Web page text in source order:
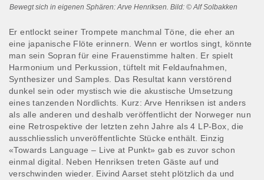
Bewegt sich in eigenen Sphären: Arve Henriksen. Bild: © Alf Solbakken
Er entlockt seiner Trompete manchmal Töne, die eher an
eine japanische Flöte erinnern. Wenn er wortlos singt, könnte
man sein Sopran für eine Frauenstimme halten. Er spielt
Harmonium und Perkussion, tüftelt mit Feldaufnahmen,
Synthesizer und Samples. Das Resultat kann verstörend
dunkel sein oder mystisch wie die akustische Umsetzung
eines tanzenden Nordlichts. Kurz: Arve Henriksen ist anders
als alle anderen und deshalb veröffentlicht der Norweger nun
eine Retrospektive der letzten zehn Jahre als 4 LP-Box, die
ausschliesslich unveröffentlichte Stücke enthält. Einzig
«Towards Language – Live at Punkt» gab es zuvor schon
einmal digital. Neben Henriksen treten Gäste auf und
verschwinden wieder. Eivind Aarset steht plötzlich da und